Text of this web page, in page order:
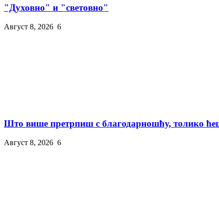
"Духовно" и "световно"
Август 8, 2026 6
Што више претрпиш с благодарношћу, толико
Август 8, 2026 6